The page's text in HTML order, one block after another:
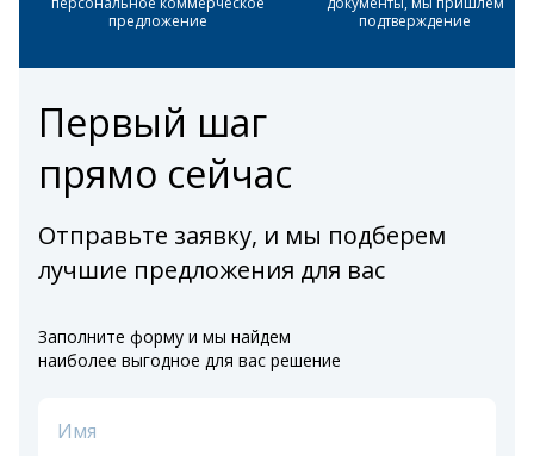
предложение
подтверждение
Первый шаг
прямо сейчас
Отправьте заявку, и мы подберем
лучшие предложения для вас
Заполните форму и мы найдем
наиболее выгодное для вас решение
Имя